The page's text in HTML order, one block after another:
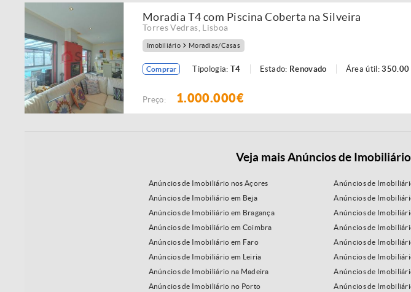
Moradia T4 com Piscina Coberta na Silveira
Torres Vedras Lisboa
Imobiliário Moradias/Casas
Comprar Tipologia: T4 Estado: Renovado Área útil:350.00
Preço: 1.000.000€
Veja mais Anúncios de Imobiliário
Anúncios de Imobiliário nos Açores
Anúncios de
Anúncios de Imobiliário em Beja
Anúncios de
Anúncios de Imobiliário em Bragança
Anúncios de
Anúncios de Imobiliário em Coimbra
Anúncios de
Anúncios de Imobiliário em Faro
Anúncios de
Anúncios de Imobiliário em Leiria
Anúncios de
Anúncios de Imobiliário na Madeira
Anúncios de
Anúncios de Imobiliário no Porto
Anúncios de